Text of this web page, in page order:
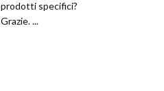
prodotti specifici?
Grazie. ...